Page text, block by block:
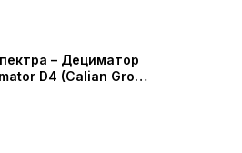
– Дециматор
D4 (Calian Group